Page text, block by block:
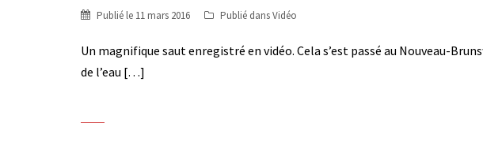
Publié le 11 mars 2016 Publié dansVidéo
Un magnifique saut enregistré en vidéo. Cela s’est passé au Nouveau-
de l’eau […]